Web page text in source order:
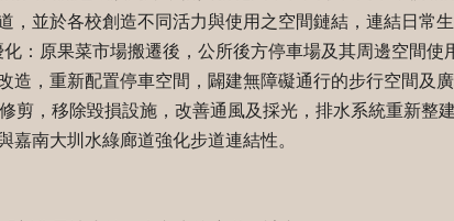
，並於各校創造不同活力與使用之空間鏈結，連結日常生
：原果菜市場搬遷後，公所後方停車場及其周邊空間使
造，重新配置停車空間，闢建無障礙通行的步行空間及
剪，移除毀損設施，改善通風及採光，排水系統重新整
嘉南大圳水綠廊道強化步道連結性。